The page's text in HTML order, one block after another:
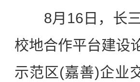
8月16日，长三
校地合作平台建设
示范区(嘉善)企业